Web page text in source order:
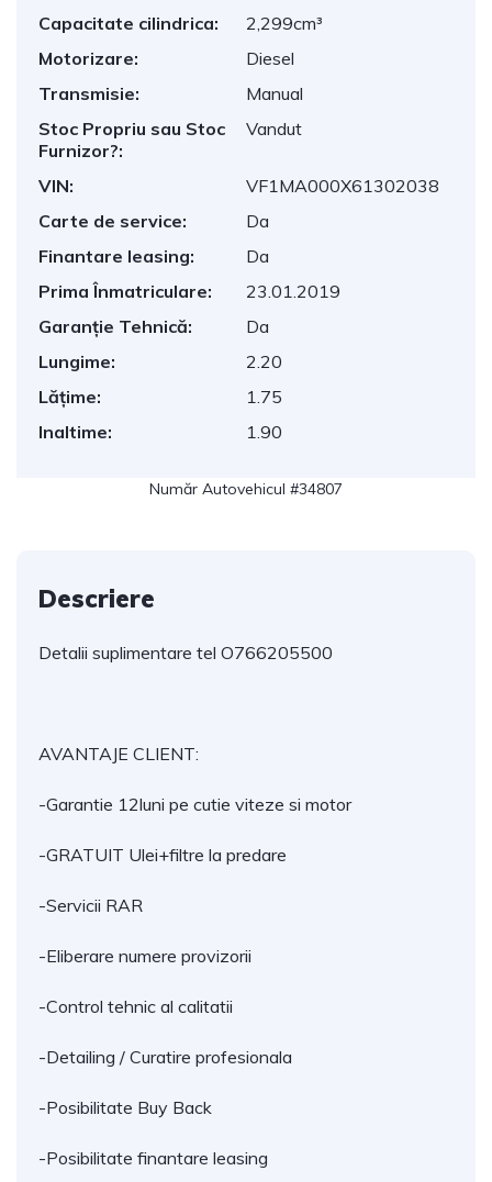
Capacitate cilindrica:
2,299cm³
Motorizare:
Diesel
Transmisie:
Manual
Stoc Propriu sau Stoc
Furnizor?:
Vandut
VIN:
VF1MA000X61302038
Carte de service:
Da
Finantare leasing:
Da
Prima Înmatriculare:
23.01.2019
Garanție Tehnică:
Da
Lungime:
2.20
Lățime:
1.75
Inaltime:
1.90
Număr Autovehicul #34807
Descriere
Detalii suplimentare tel O766205500
AVANTAJE CLIENT:
-Garantie 12luni pe cutie viteze si motor
-GRATUIT Ulei+filtre la predare
-Servicii RAR
-Eliberare numere provizorii
-Control tehnic al calitatii
-Detailing / Curatire profesionala
-Posibilitate Buy Back
-Posibilitate finantare leasing